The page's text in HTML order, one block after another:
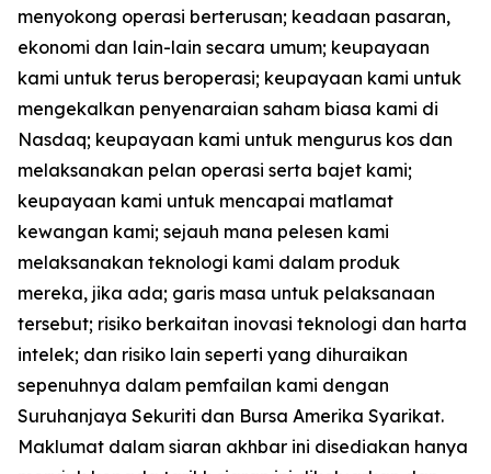
menyokong operasi berterusan; keadaan pasaran,
ekonomi dan lain-lain secara umum; keupayaan
kami untuk terus beroperasi; keupayaan kami untuk
mengekalkan penyenaraian saham biasa kami di
Nasdaq; keupayaan kami untuk mengurus kos dan
melaksanakan pelan operasi serta bajet kami;
keupayaan kami untuk mencapai matlamat
kewangan kami; sejauh mana pelesen kami
melaksanakan teknologi kami dalam produk
mereka, jika ada; garis masa untuk pelaksanaan
tersebut; risiko berkaitan inovasi teknologi dan harta
intelek; dan risiko lain seperti yang dihuraikan
sepenuhnya dalam pemfailan kami dengan
Suruhanjaya Sekuriti dan Bursa Amerika Syarikat.
Maklumat dalam siaran akhbar ini disediakan hanya